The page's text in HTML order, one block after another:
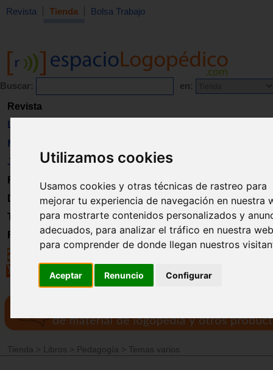
Utilizamos cookies
Usamos cookies y otras técnicas de rastreo para
mejorar tu experiencia de navegación en nuestra
para mostrarte contenidos personalizados y
adecuados, para analizar el tráfico en nuestra
para comprender de donde llegan nuestros
Aceptar Renuncio Configurar
Revista Tienda Bolsa Trabajo
Buscar: en:
Revista
Libros
Material
Juguetes
Formación
Directorio
Trabajo
Registro
Tienda > Libros > Pedagogía > Temas varios